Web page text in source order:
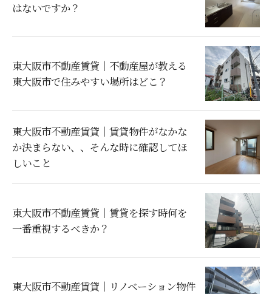
はないですか？
東大阪市不動産賃貸｜不動産屋が教える
東大阪市で住みやすい場所はどこ？
東大阪市不動産賃貸｜賃貸物件がなかな
か決まらない、、そんな時に確認してほ
しいこと
東大阪市不動産賃貸｜賃貸を探す時何を
一番重視するべきか？
東大阪市不動産賃貸｜リノベーション物件